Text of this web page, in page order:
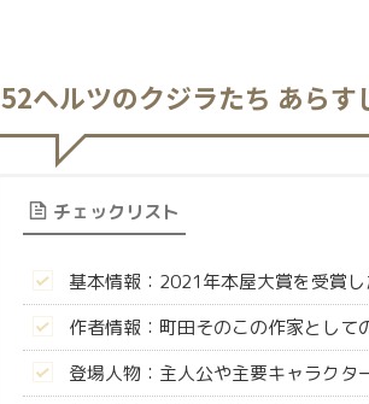
52ヘルツのクジラたち あらす
チェックリスト
基本情報：2021年本屋大賞を受賞
作者情報：町田そのこの作家とし
登場人物：主人公や主要キャラクタ